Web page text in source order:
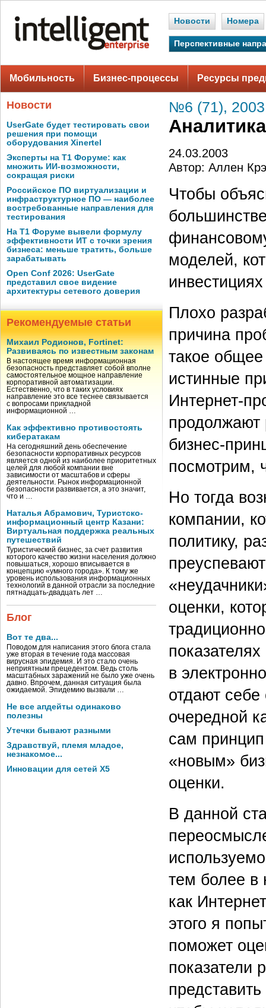
Новости Номера
Перспективные
Мобильность Бизнес-процессы Ресурсы
Новости
UserGate будет тестировать свои
решения при помощи
оборудования Xinertel
Эксперты на Т1 Форуме: как
множить ИИ-возможности,
сокращая риски
Российское ПО виртуализации и
инфраструктурное ПО — наиболее
востребованные направления для
тестирования
На Т1 Форуме вывели формулу
эффективности ИТ с точки зрения
бизнеса: меньше тратить, больше
зарабатывать
Open Conf 2026: UserGate
представил свое видение
архитектуры сетевого доверия
Рекомендуемые статьи
Михаил Родионов, Fortinet:
Развиваясь по известным законам
В настоящее время информационная
безопасность представляет собой вполне
самостоятельное мощное направление
корпоративной автоматизации.
Естественно, что в таких условиях
направление это все теснее связывается
с вопросами прикладной
информационной …
Как эффективно противостоять
кибератакам
На сегодняшний день обеспечение
безопасности корпоративных ресурсов
является одной из наиболее приоритетных
целей для любой компании вне
зависимости от масштабов и сферы
деятельности. Рынок информационной
безопасности развивается, а это значит,
что и …
Наталья Абрамович, Туристско-
информационный центр Казани:
Виртуальная поддержка реальных
путешествий
Туристический бизнес, за счет развития
которого качество жизни населения должно
повышаться, хорошо вписывается в
концепцию «умного города». К тому же
уровень использования информационных
технологий в данной отрасли за последние
пятнадцать-двадцать лет …
Блог
Вот те два...
Поводом для написания этого блога стала
уже вторая в течение года массовая
вирусная эпидемия. И это стало очень
неприятным прецедентом. Ведь столь
масштабных заражений не было уже очень
давно. Впрочем, данная ситуация была
ожидаемой. Эпидемию вызвали …
Не все апдейты одинаково
полезны
Утечки бывают разными
Здравствуй, племя младое,
незнакомое...
Инновации для сетей X5
№6 (71), 2003
24.03.2003
Автор: Аллен
Чтобы
моделей,
Плохо
причина
такое
истинные
Интернет-
продолжают
бизнес-
посмотрим,
Но тогда
компании,
политику,
оценки,
в
отдают
очередной
сам
«новым»
оценки.
В данной
тем более в
как
этого я
поможет
показатели